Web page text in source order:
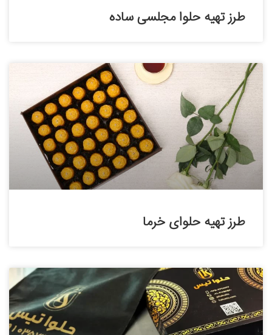
طرز تهیه حلوا مجلسی ساده
طرز تهیه حلوای خرما